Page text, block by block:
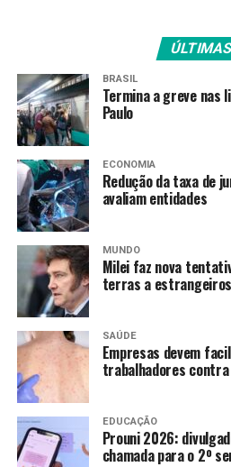
Calendário da seleção
2 a 15 de junho de 2026 –
16 a 30 de junho de 2026 –
candidatos;
3 de julho de 2026 – Publicação
TAGS
PRÓXIMO
Secretária de Transporte e
Holanda, é a convidada do
RECENTES
Restaurantes comunitários do
monitoramento em tempo real
BRASIL
Termina a greve nas
Paulo
ECONOMIA
Redução da taxa de
avaliam entidades
MUNDO
Milei faz nova
terras a estrangeiros
SAÚDE
Empresas devem
trabalhadores
EDUCAÇÃO
Prouni 2026:
chamada para o 2º